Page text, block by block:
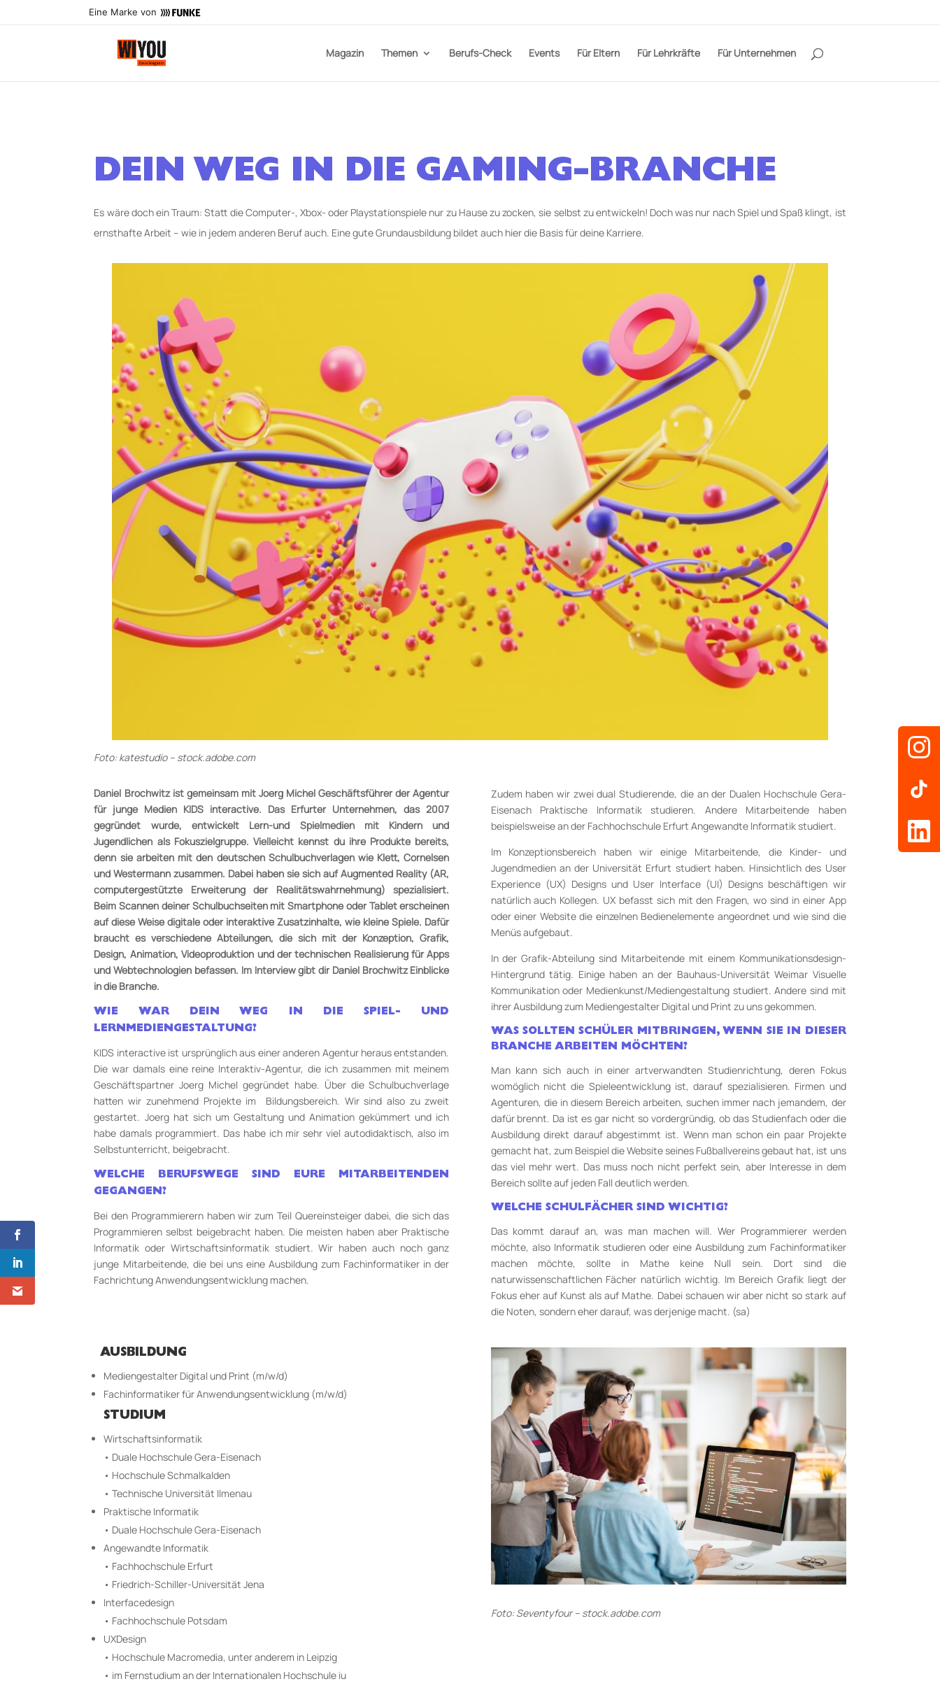
Eine Marke von
Magazin Themen Berufs-Check Events Für Eltern Für Lehrkräfte Für Unternehmen
DEIN WEG IN DIE GAMING-BRANCHE
Es wäre doch ein Traum: Statt die Computer-, Xbox- oder Playstationspiele nur zu Hause zu zocken, sie selbst zu entwickeln! Doch was nur nach Spiel und Spaß klingt, ist
ernsthafte Arbeit – wie in jedem anderen Beruf auch. Eine gute Grundausbildung bildet auch hier die Basis für deine Karriere.
Foto: katestudio – stock.adobe.com
Daniel Brochwitz ist gemeinsam mit Joerg Michel Geschäftsführer der Agentur
für junge Medien KIDS interactive. Das Erfurter Unternehmen, das 2007
gegründet wurde, entwickelt Lern-und Spielmedien mit Kindern und
Jugendlichen als Fokuszielgruppe. Vielleicht kennst du ihre Produkte bereits,
denn sie arbeiten mit den deutschen Schulbuchverlagen wie Klett, Cornelsen
und Westermann zusammen. Dabei haben sie sich auf Augmented Reality (AR,
computergestützte Erweiterung der Realitätswahrnehmung) spezialisiert.
Beim Scannen deiner Schulbuchseiten mit Smartphone oder Tablet erscheinen
auf diese Weise digitale oder interaktive Zusatzinhalte, wie kleineSpiele. Dafür
braucht es verschiedene Abteilungen, die sich mit der Konzeption, Grafik,
Design, Animation, Videoproduktion und der technischen Realisierung für Apps
und Webtechnologien befassen. Im Interview gibt dir Daniel Brochwitz Einblicke
in die Branche.
WIE WAR DEIN WEG IN DIE SPIEL- UND
LERNMEDIENGESTALTUNG?
KIDS interactive ist ursprünglich aus einer anderen Agentur heraus entstanden.
Die war damals eine reine Interaktiv-Agentur, die ich zusammen mit meinem
Geschäftspartner Joerg Michel gegründet habe. Über die Schulbuchverlage
hatten wir zunehmend Projekte im Bildungsbereich. Wir sind also zu zweit
gestartet. Joerg hat sich um Gestaltung und Animation gekümmert und ich
habe damals programmiert. Das habe ich mir sehr viel autodidaktisch, also im
Selbstunterricht, beigebracht.
WELCHE BERUFSWEGE SIND EURE MITARBEITENDEN
GEGANGEN?
Bei den Programmierern haben wir zum Teil Quereinsteiger dabei, die sich das
Programmieren selbst beigebracht haben. Die meisten haben aber Praktische
Informatik oder Wirtschaftsinformatik studiert. Wir haben auch noch ganz
junge Mitarbeitende, die bei uns eine Ausbildung zum Fachinformatiker in der
Fachrichtung Anwendungsentwicklung machen.
Zudem haben wir zwei dual Studierende, die an der Dualen Hochschule Gera-
Eisenach Praktische Informatik studieren. Andere Mitarbeitende haben
beispielsweise an der Fachhochschule Erfurt Angewandte Informatik studiert.
Im Konzeptionsbereich haben wir einige Mitarbeitende, die Kinder- und
Jugendmedien an der Universität Erfurt studiert haben. Hinsichtlich des User
Experience (UX) Designs und User Interface (UI) Designs beschäftigen wir
natürlich auch Kollegen. UX befasst sich mit den Fragen, wo sind in einer App
oder einer Website die einzelnen Bedienelemente angeordnet und wie sind die
Menüs aufgebaut.
In der Grafik-Abteilung sind Mitarbeitende mit einem Kommunikationsdesign-
Hintergrund tätig. Einige haben an der Bauhaus-Universität Weimar Visuelle
Kommunikation oder Medien­kunst­/Medien­gestaltung studiert. Andere sind mit
ihrer Ausbildung zum Mediengestalter Digital und Print zu uns gekommen.
WAS SOLLTEN SCHÜLER MITBRINGEN, WENN SIE IN DIESER
BRANCHE ARBEITEN MÖCHTEN?
Man kann sich auch in einer artverwandten Studienrichtung, deren Fokus
womöglich nicht die Spieleentwicklung ist, darauf spezialisieren. Firmen und
Agenturen, die in diesem Bereich arbeiten, suchen immer nach jemandem, der
dafür brennt. Da ist es gar nicht so vordergründig, ob das Studienfach oder die
Ausbildung direkt darauf abgestimmt ist. Wenn man schon ein paar Projekte
gemacht hat, zum Beispiel die Website seines Fußballvereins gebaut hat, ist uns
das viel mehr wert. Das muss noch nicht perfekt sein, aber Interesse in dem
Bereich sollte auf jeden Fall deutlich werden.
WELCHE SCHULFÄCHER SIND WICHTIG?
Das kommt darauf an, was man machen will. Wer Programmierer werden
möchte, also Informatik studieren oder eine Ausbildung zum Fachinformatiker
machen möchte, sollte in Mathe keine Null sein. Dort sind die
naturwissenschaftlichen Fächer natürlich wichtig. Im Bereich Grafik liegt der
Fokus eher auf Kunst als auf Mathe. Dabei schauen wir aber nicht so stark auf
die Noten, sondern eher darauf, was derjenige macht. (sa)
AUSBILDUNG
Mediengestalter Digital und Print (m/w/d)
Fachinformatiker für Anwendungsentwicklung (m/w/d)
STUDIUM
Wirtschaftsinformatik
• Duale Hochschule Gera-Eisenach
• Hochschule Schmalkalden
• Technische Universität Ilmenau
Praktische Informatik
• Duale Hochschule Gera-Eisenach
Angewandte Informatik
• Fachhochschule Erfurt
• Friedrich-Schiller-Universität Jena
Interfacedesign
• Fachhochschule Potsdam
UXDesign
• Hochschule Macromedia, unter anderem in Leipzig
• im Fernstudium an der Internationalen Hochschule iu
Foto: Seventyfour – stock.adobe.com